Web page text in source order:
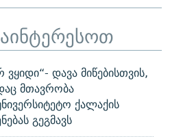
ვყიდი“- დავა მიწებისთვის,
მთავრობა
ქალაქის
გეგმავს